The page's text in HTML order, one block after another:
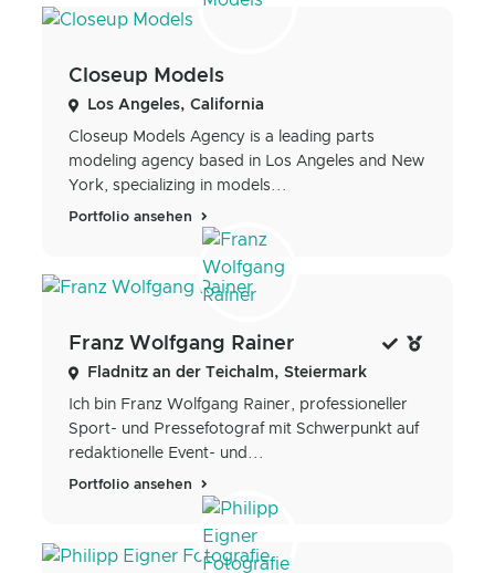
Closeup Models
Los Angeles, California
Closeup Models Agency is a leading parts
modeling agency based in Los Angeles and New
York, specializing in models...
Portfolio ansehen
Franz Wolfgang Rainer
Fladnitz an der Teichalm, Steiermark
Ich bin Franz Wolfgang Rainer, professioneller
Sport- und Pressefotograf mit Schwerpunkt auf
redaktionelle Event- und...
Portfolio ansehen